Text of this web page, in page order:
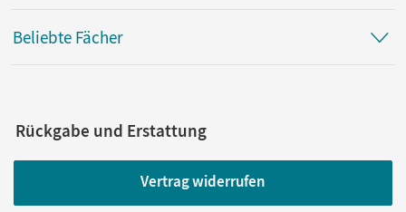
Beliebte Fächer
Rückgabe und Erstattung
Vertrag widerrufen